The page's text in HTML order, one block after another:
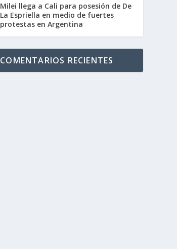
Milei llega a Cali para posesión de De
La Espriella en medio de fuertes
protestas en Argentina
COMENTARIOS RECIENTES